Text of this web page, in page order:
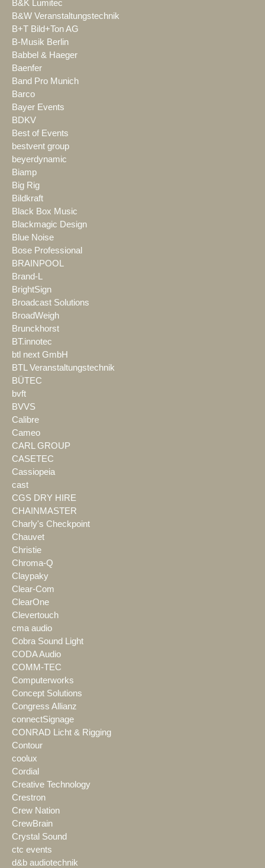
B&K Lumitec
B&W Veranstaltungstechnik
B+T Bild+Ton AG
B-Musik Berlin
Babbel & Haeger
Baenfer
Band Pro Munich
Barco
Bayer Events
BDKV
Best of Events
bestvent group
beyerdynamic
Biamp
Big Rig
Bildkraft
Black Box Music
Blackmagic Design
Blue Noise
Bose Professional
BRAINPOOL
Brand-L
BrightSign
Broadcast Solutions
BroadWeigh
Brunckhorst
BT.innotec
btl next GmbH
BTL Veranstaltungstechnik
BÜTEC
bvft
BVVS
Calibre
Cameo
CARL GROUP
CASETEC
Cassiopeia
cast
CGS DRY HIRE
CHAINMASTER
Charly's Checkpoint
Chauvet
Christie
Chroma-Q
Claypaky
Clear-Com
ClearOne
Clevertouch
cma audio
Cobra Sound Light
CODA Audio
COMM-TEC
Computerworks
Concept Solutions
Congress Allianz
connectSignage
CONRAD Licht & Rigging
Contour
coolux
Cordial
Creative Technology
Crestron
Crew Nation
CrewBrain
Crystal Sound
ctc events
d&b audiotechnik